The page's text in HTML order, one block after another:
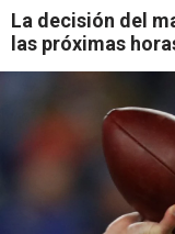
La decisión del
las próximas